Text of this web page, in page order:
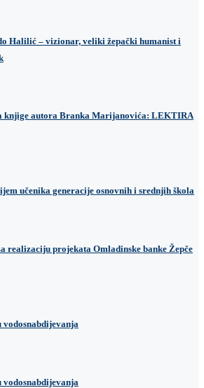
Halilić – vizionar, veliki žepački humanist i
knjige autora Branka Marijanovića: LEKTIRA
učenika generacije osnovnih i srednjih škola
realizaciju projekata Omladinske banke Žepče
vodosnabdijevanja